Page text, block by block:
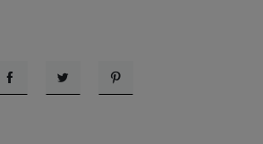
UdostępnijTweetujPinterest